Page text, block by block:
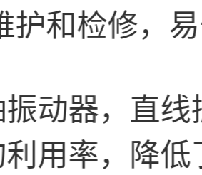
和检修，
动器，直
用率，降低